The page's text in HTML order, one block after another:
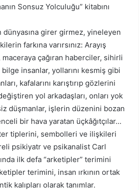
Sonsuz Yolculuğu” kitabını
dünyasına girer girmez, yineleyen
farkına varırsınız: Arayış
çağıran haberciler, sihirli
insanlar, yollarını kesmiş gibi
kafalarını karıştırıp gözlerini
yol arkadaşları, onları yok
düşmanlar, işlerin düzenini bozan
bir hava yaratan üçkâğıtçılar…
tiplerini, sembolleri ve ilişkileri
psikiyatr ve psikanalist Carl
ilk defa “arketipler” terimini
terimini, insan ırkının ortak
kalıpları olarak tanımlar.